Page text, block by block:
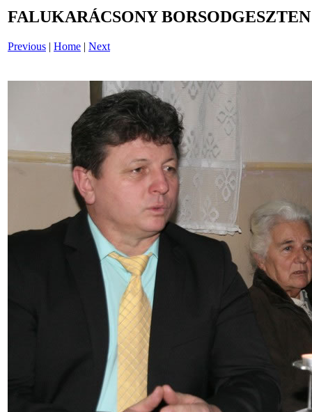
FALUKARÁCSONY BORSODGESZTEN
Previous | Home | Next